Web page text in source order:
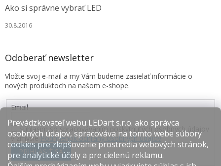
Prevádzkovateľ webu LEDart s.r.o. ako správca
osobných údajov, spracováva na tomto webe súbory
cookies pre zlepšovanie prostredia webových stránok,
pre analytické účely a pre cielenú reklamu.
Ako si správne vybrať LED
30.8.2016
Odoberať newsletter
Vložte svoj e-mail a my Vám budeme zasielať informácie o
nových produktoch na našom e-shope.
Email
Súhlasím so spracovávaním poskytnutých osobných údajov
v zmysle Podmienok ochrany osobných údajov.
PRIHLÁSIŤ SA